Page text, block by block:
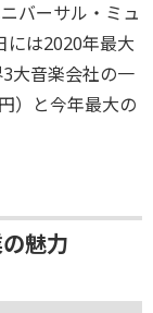
バーサル・ミュ
には2020年最大
大音楽会社の一
）と今年最大の
魅力